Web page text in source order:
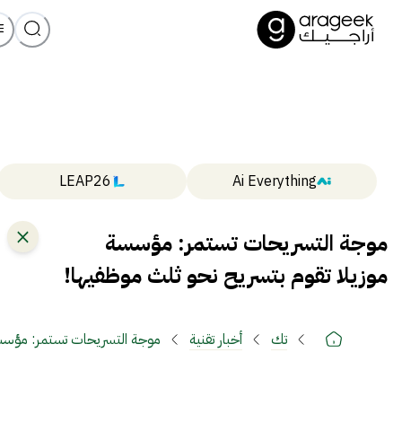
Ai Everything
LEAP26
موجة التسريحات تستمر: مؤسسة
موزيلا تقوم بتسريح نحو ثلث موظفيها!
تك أخبار تقنية موجة التسريحات تستمر: